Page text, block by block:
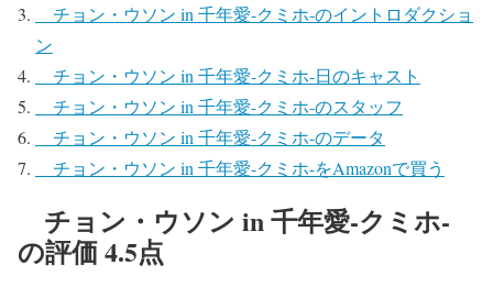
チョン・ウソン in 千年愛-クミホ-のイントロダクショ
ン
チョン・ウソン in 千年愛-クミホ-日のキャスト
チョン・ウソン in 千年愛-クミホ-のスタッフ
チョン・ウソン in 千年愛-クミホ-のデータ
チョン・ウソン in 千年愛-クミホ-をAmazonで買う
チョン・ウソン in 千年愛-クミホ-
の評価 4.5点